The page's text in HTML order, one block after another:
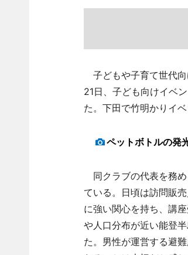
子どもや子育て世代向
21日、子ども向けイベ
た。下田で竹明かりイ
ペットボトルの発
同クラブの代表を務め
ている。日頃は訪問販
に強い関心を持ち、講
や人口分布が近い能登
た。男性が運営する避